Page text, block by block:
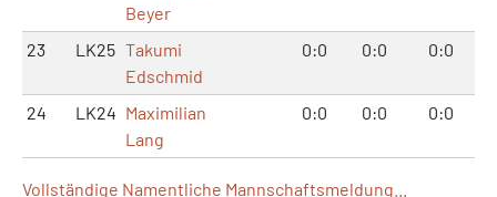
Beyer
23 LK25 Takumi
Edschmid
0:0 0:0 0:0
24 LK24 Maximilian
Lang
0:0 0:0 0:0
Vollständige Namentliche Mannschaftsmeldung...